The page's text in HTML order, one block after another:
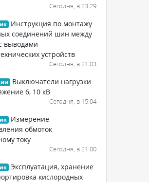
Сегодня, в 23:29
Инструкция по монтажу
соединений шин между
выводами
устройств
Сегодня, в 21:03
Выключатели нагрузки
6, 10 кВ
Сегодня, в 15:04
Измерение
обмоток
току
Сегодня, в 21:00
Эксплуатация, хранение
кислородных